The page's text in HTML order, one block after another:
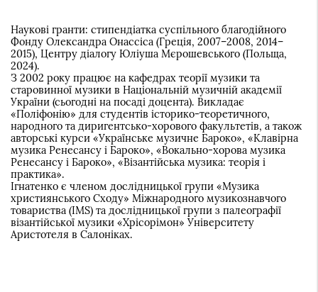
Наукові гранти: стипендіатка суспільного благодійного
Фонду Олександра Онассіса (Греція, 2007–2008, 2014–
2015), Центру діалогу Юліуша Мєрошевського (Польща,
2024).
З 2002 року працює на кафедрах теорії музики та
старовинної музики в Національній музичній академії
України (сьогодні на посаді доцента). Викладає
«Поліфонію» для студентів історико-теоретичного,
народного та диригентсько-хорового факультетів, а також
авторські курси «Українське музичне Бароко», «Клавірна
музика Ренесансу і Бароко», «Вокально-хорова музика
Ренесансу і Бароко», «Візантійська музика: теорія і
практика».
Ігнатенко є членом дослідницької групи «Музика
християнського Сходу» Міжнародного музикознавчого
товариства (IMS) та дослідницької групи з палеографії
візантійської музики «Хрісорімон» Університету
Аристотеля в Салоніках.